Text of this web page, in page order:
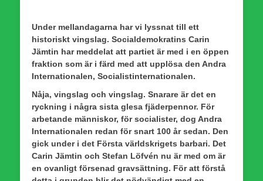
Under mellandagarna har vi lyssnat till ett
historiskt vingslag. Socialdemokratins Carin
Jämtin har meddelat att partiet är med i en öppen
fraktion som är i färd med att upplösa den Andra
Internationalen, Socialistinternationalen.
Nåja, vingslag och vingslag. Snarare är det en
ryckning i några sista glesa fjäderpennor. För
arbetande människor, för socialister, dog Andra
Internationalen redan för snart 100 år sedan. Den
gick under i det Första världskrigets barbari. Det
Carin Jämtin och Stefan Löfvén nu är med om är
en ovanligt försenad gravsättning. För att förstå